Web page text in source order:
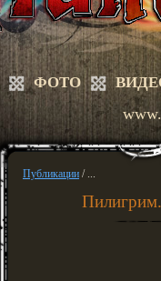
ФОТО
Публикации / ...